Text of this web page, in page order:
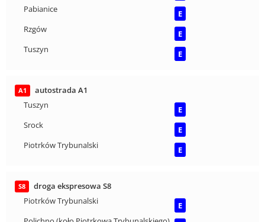
Pabianice
E
Rzgów
E
Tuszyn
E
A1
autostrada A1
Tuszyn
E
Srock
E
Piotrków Trybunalski
E
S8
droga ekspresowa S8
Piotrków Trybunalski
E